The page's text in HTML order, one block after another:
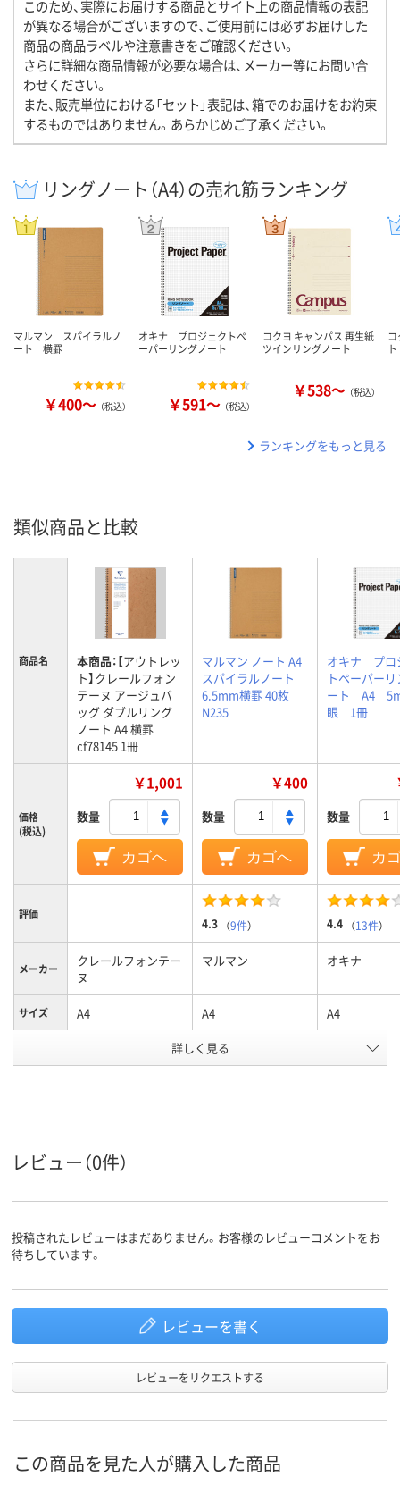
このため、実際にお届けする商品とサイト上の商品情報の表記
が異なる場合がございますので、ご使用前には必ずお届けした
商品の商品ラベルや注意書きをご確認ください。
さらに詳細な商品情報が必要な場合は、メーカー等にお問い合
わせください。
また、販売単位における「セット」表記は、箱でのお届けをお約束
するものではありません。あらかじめご了承ください。
リングノート（A4）の売れ筋ランキング
マルマン スパイラルノ
ート 横罫
￥400～ （税込）
オキナ プロジェクトペ
ーパーリングノート
￥591～ （税込）
コクヨ キャンパス 再生紙
ツインリングノート
￥538～ （税込）
ランキングをもっと見る
類似商品と比較
商品名 本商品：【アウトレッ
ト】クレールフォン
テーヌ アージュバ
ッグ ダブルリング
ノート A4 横罫
cf78145 1冊
マルマン ノート A4
スパイラルノート
6.5mm横罫 40枚
N235
オキナ プロ
トペーパー
ート A4
眼 1冊
価格
(税込)
￥1,001
数量
カゴへ
￥400
数量
カゴへ
数量
カ
評価
4.3 （9件） 4.4 （13件）
メーカー
クレールフォンテー
ヌ
マルマン オキナ
サイズ A4 A4 A4
横罫線
カラーグ
ループ
ベージュ系
製本方法 リングとじ リングとじ リングとじ
商品環境
20
詳しく見る
レビュー（0件）
投稿されたレビューはまだありません。お客様のレビューコメントをお
待ちしています。
レビューを書く
レビューをリクエストする
この商品を見た人が購入した商品